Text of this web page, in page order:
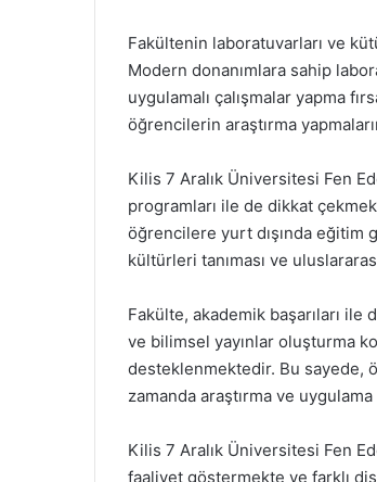
Fakültenin laboratuvarları ve
Modern donanımlara sahip
uygulamalı çalışmalar yapma
öğrencilerin araştırma
Kilis 7 Aralık Üniversitesi Fen
programları ile de dikkat
öğrencilere yurt dışında eğitim
kültürleri tanıması ve
Fakülte, akademik başarıları ile
ve bilimsel yayınlar oluşturma
desteklenmektedir. Bu sayede,
zamanda araştırma ve
Kilis 7 Aralık Üniversitesi Fen
faaliyet göstermekte ve farklı